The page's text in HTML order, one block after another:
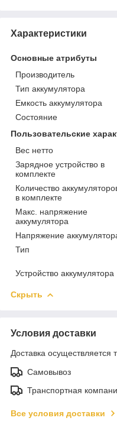
Характеристики
Основные атрибуты
Производитель
Тип аккумулятора
Емкость аккумулятора
Состояние
Пользовательские
Вес нетто
Зарядное устройство в
комплекте
Количество
в комплекте
Макс. напряжение
аккумулятора
Напряжение
Тип
Устройство аккумулятора
Скрыть
Условия доставки
Доставка осуществляется
Самовывоз
Транспортная
Все условия доставки